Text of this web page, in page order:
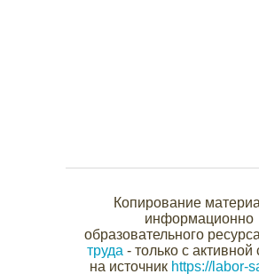
Копирование
информационно
образовательного ресурса
труда - только с активной
на источник https://labor-